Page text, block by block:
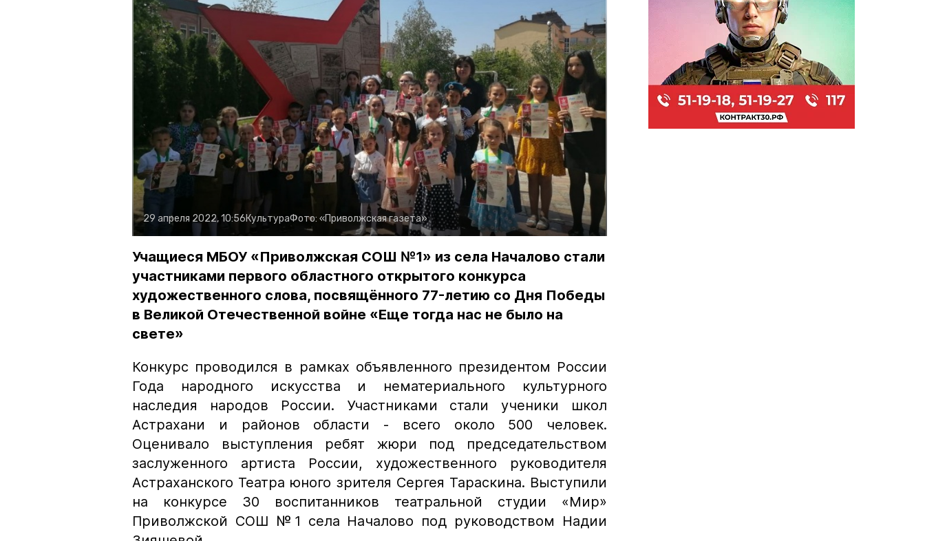
29 апреля 2022, 10:56КультураФото: «Приволжская газета»
Учащиеся МБОУ «Приволжская СОШ №1» из села Началово стали
участниками первого областного открытого конкурса
художественного слова, посвящённого 77-летию со Дня Победы
в Великой Отечественной войне «Еще тогда нас не было на
свете»
Конкурс проводился в рамках объявленного президентом России
Года народного искусства и нематериального культурного
наследия народов России. Участниками стали ученики школ
Астрахани и районов области - всего около 500 человек.
Оценивало выступления ребят жюри под председательством
заслуженного артиста России, художественного руководителя
Астраханского Театра юного зрителя Сергея Тараскина. Выступили
на конкурсе 30 воспитанников театральной студии «Мир»
Приволжской СОШ №1 села Началово под руководством Надии